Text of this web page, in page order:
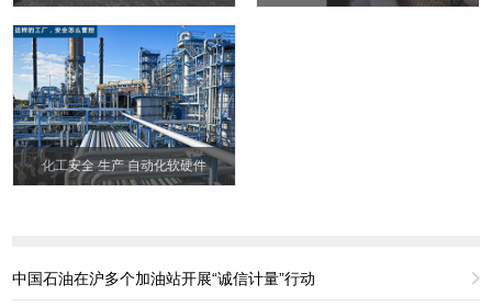
化工安全 生产 自动化软硬件
中国石油在沪多个加油站开展“诚信计量”行动